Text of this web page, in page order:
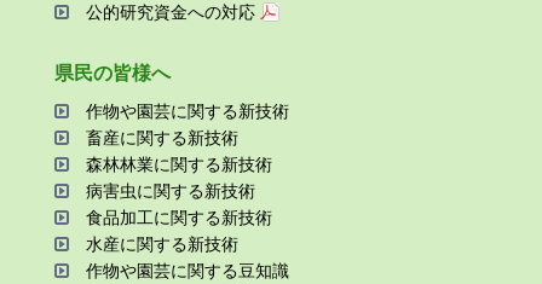
公的研究資金への対応
県⺠の皆様へ
作物や園芸に関する新技術
畜産に関する新技術
森林林業に関する新技術
病害⾍に関する新技術
⾷品加⼯に関する新技術
⽔産に関する新技術
作物や園芸に関する⾖知識